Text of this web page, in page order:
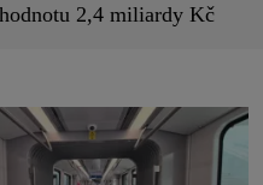
hodnotu 2,4 miliardy Kč